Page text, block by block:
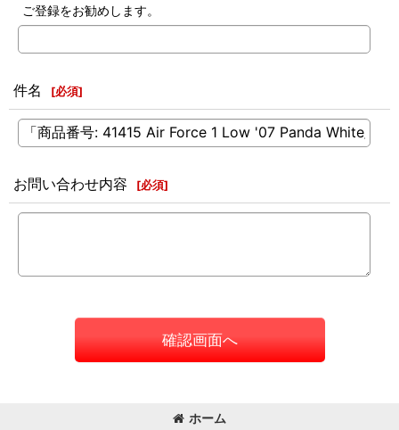
ご登録をお勧めします。
件名 [必須]
お問い合わせ内容 [必須]
確認画面へ
ホーム